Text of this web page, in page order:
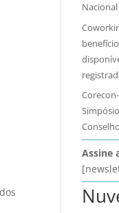
Assine